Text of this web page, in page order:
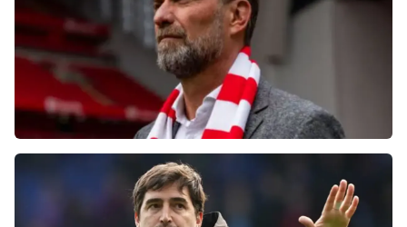
Болельщики «Ливерпуля» освистали команду
после ничьей с «Челси»